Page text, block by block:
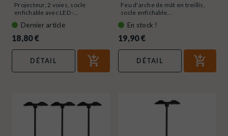
Projecteur, 2 voies, socle
enfichable avec LED -...
Dernier article
18,80 €
DÉTAIL
Feu d'arche de mât en treillis,
socle enfichable...
En stock !
19,90 €
DÉTAIL